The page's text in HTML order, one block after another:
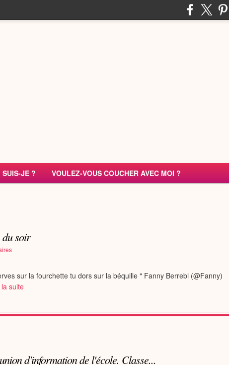
SUIS-JE ? VOULEZ-VOUS COUCHER AVEC MOI ?
du soir
sur la fourchette tu dors sur la béquille " Fanny Berrebi (@Fanny)
suite
d'information de l'école. Classe...